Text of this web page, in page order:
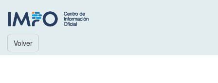
Volver